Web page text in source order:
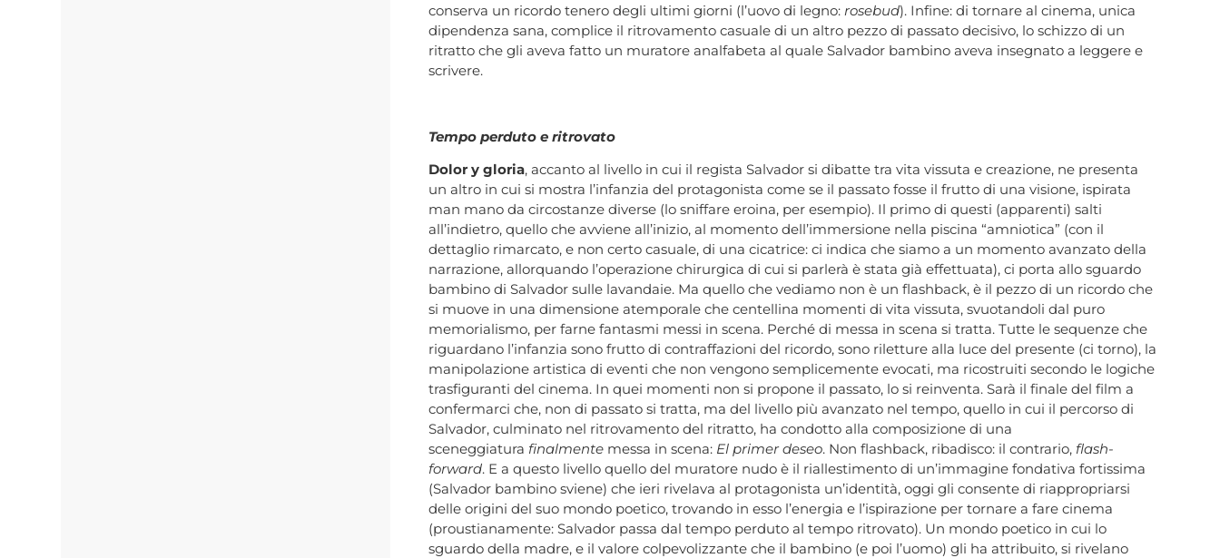
conserva un ricordo tenero degli ultimi giorni (l’uovo di legno: rosebud). Infine: di tornare al cinema, unica
dipendenza sana, complice il ritrovamento casuale di un altro pezzo di passato decisivo, lo schizzo di un
ritratto che gli aveva fatto un muratore analfabeta al quale Salvador bambino aveva insegnato a leggere e
scrivere.
Tempo perduto e ritrovato
Dolor y gloria, accanto al livello in cui il regista Salvador si dibatte tra vita vissuta e creazione, ne presenta
un altro in cui si mostra l’infanzia del protagonista come se il passato fosse il frutto di una visione, ispirata
man mano da circostanze diverse (lo sniffare eroina, per esempio). Il primo di questi (apparenti) salti
all’indietro, quello che avviene all’inizio, al momento dell’immersione nella piscina “amniotica” (con il
dettaglio rimarcato, e non certo casuale, di una cicatrice: ci indica che siamo a un momento avanzato della
narrazione, allorquando l’operazione chirurgica di cui si parlerà è stata già effettuata), ci porta allo sguardo
bambino di Salvador sulle lavandaie. Ma quello che vediamo non è un flashback, è il pezzo di un ricordo che
si muove in una dimensione atemporale che centellina momenti di vita vissuta, svuotandoli dal puro
memorialismo, per farne fantasmi messi in scena. Perché di messa in scena si tratta. Tutte le sequenze che
riguardano l’infanzia sono frutto di contraffazioni del ricordo, sono riletture alla luce del presente (ci torno), la
manipolazione artistica di eventi che non vengono semplicemente evocati, ma ricostruiti secondo le logiche
trasfiguranti del cinema. In quei momenti non si propone il passato, lo si reinventa. Sarà il finale del film a
confermarci che, non di passato si tratta, ma del livello più avanzato nel tempo, quello in cui il percorso di
Salvador, culminato nel ritrovamento del ritratto, ha condotto alla composizione di una
sceneggiatura finalmente messa in scena: El primer deseo. Non flashback, ribadisco: il contrario, flash-
forward. E a questo livello quello del muratore nudo è il riallestimento di un’immagine fondativa fortissima
(Salvador bambino sviene) che ieri rivelava al protagonista un’identità, oggi gli consente di riappropriarsi
delle origini del suo mondo poetico, trovando in esso l’energia e l’ispirazione per tornare a fare cinema
(proustianamente: Salvador passa dal tempo perduto al tempo ritrovato). Un mondo poetico in cui lo
sguardo della madre, e il valore colpevolizzante che il bambino (e poi l’uomo) gli ha attribuito, si rivelano